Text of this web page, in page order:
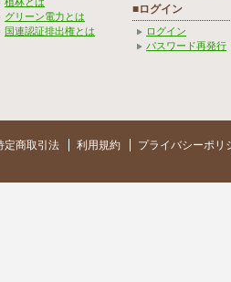
グリーン電力とは
国連認証排出権とは
■ログイン
ログイン
パスワード再発行
定商取引法 利用規約 プライバシーポリ